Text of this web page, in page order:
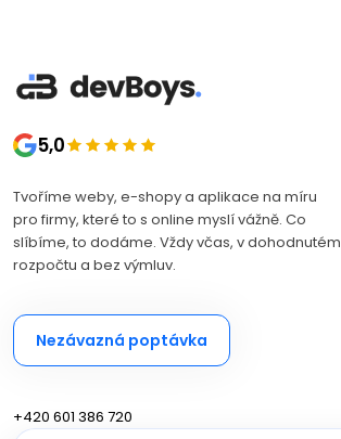
5,0
Tvoříme weby, e-shopy a aplikace na míru
pro firmy, které to s online myslí vážně. Co
slíbíme, to dodáme. Vždy včas, v dohodnutém
rozpočtu a bez výmluv.
Nezávazná poptávka
+420 601 386 720